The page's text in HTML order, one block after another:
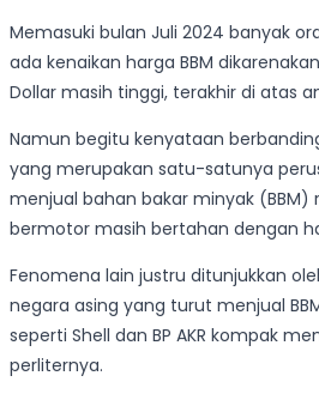
Memasuki bulan Juli 2024 banyak
ada kenaikan harga BBM
Dollar masih tinggi, terakhir di atas
Namun begitu kenyataan
yang merupakan satu-satunya
menjual bahan bakar minyak (BBM)
bermotor masih bertahan dengan
Fenomena lain justru ditunjukkan
negara asing yang turut menjual
seperti Shell dan BP AKR kompak
perliternya.